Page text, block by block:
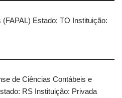
(FAPAL) Estado: TO Instituição:
de Ciências Contábeis e
RS Instituição: Privada